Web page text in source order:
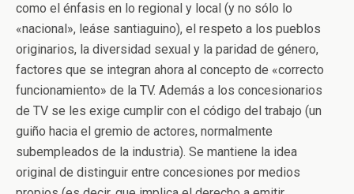
como el énfasis en lo regional y local (y no sólo lo
«nacional», leáse santiaguino), el respeto a los pueblos
originarios, la diversidad sexual y la paridad de género,
factores que se integran ahora al concepto de «correcto
funcionamiento» de la TV. Además a los concesionarios
de TV se les exige cumplir con el código del trabajo (un
guiño hacia el gremio de actores, normalmente
subempleados de la industria). Se mantiene la idea
original de distinguir entre concesiones por medios